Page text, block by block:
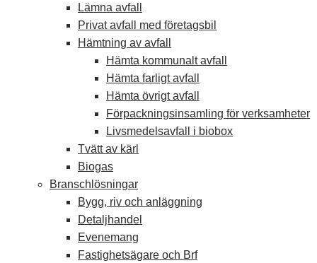
Lämna avfall
Privat avfall med företagsbil
Hämtning av avfall
Hämta kommunalt avfall
Hämta farligt avfall
Hämta övrigt avfall
Förpackningsinsamling för verksamheter
Livsmedelsavfall i biobox
Tvätt av kärl
Biogas
Branschlösningar
Bygg, riv och anläggning
Detaljhandel
Evenemang
Fastighetsägare och Brf